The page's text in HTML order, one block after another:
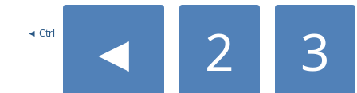
◄ Ctrl ◄ 2 3